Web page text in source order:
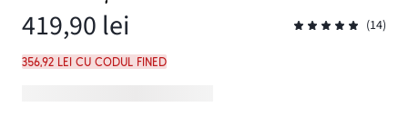
419,90 lei (14)
356,92 lei cu codul FINED